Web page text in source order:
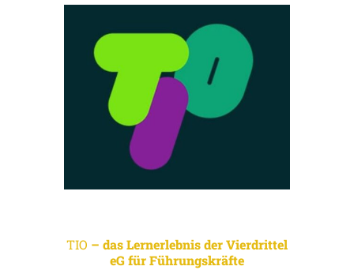
TIO – das Lernerlebnis der Vierdrittel
eG für Führungskräfte